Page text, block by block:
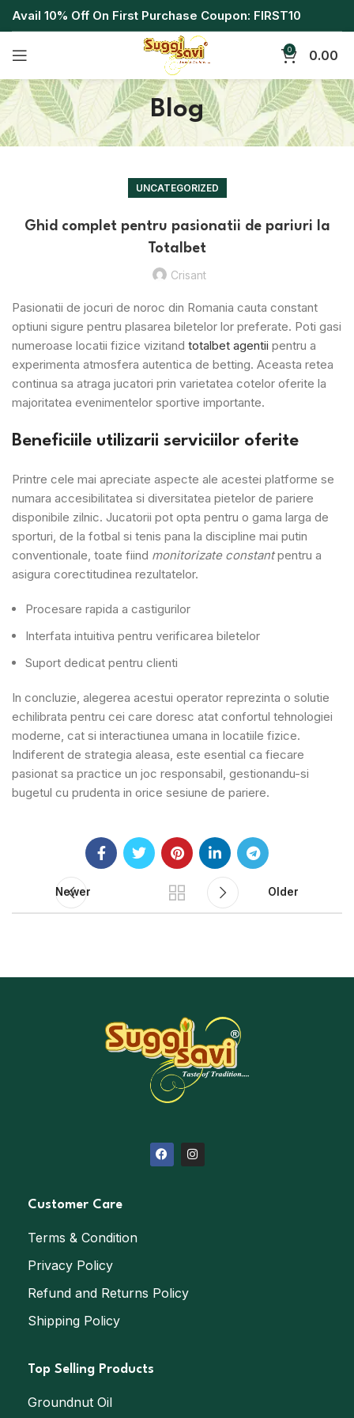
Avail 10% Off On First Purchase Coupon: FIRST10
0 0.00
Blog
UNCATEGORIZED
Ghid complet pentru pasionatii de pariuri la
Totalbet
Crisant
Pasionatii de jocuri de noroc din Romania cauta constant
optiuni sigure pentru plasarea biletelor lor preferate. Poti gasi
numeroase locatii fizice vizitand totalbet agentii pentru a
experimenta atmosfera autentica de betting. Aceasta retea
continua sa atraga jucatori prin varietatea cotelor oferite la
majoritatea evenimentelor sportive importante.
Beneficiile utilizarii serviciilor oferite
Printre cele mai apreciate aspecte ale acestei platforme se
numara accesibilitatea si diversitatea pietelor de pariere
disponibile zilnic. Jucatorii pot opta pentru o gama larga de
sporturi, de la fotbal si tenis pana la discipline mai putin
conventionale, toate fiind monitorizate constantpentru a
asigura corectitudinea rezultatelor.
Procesare rapida a castigurilor
Interfata intuitiva pentru verificarea biletelor
Suport dedicat pentru clienti
In concluzie, alegerea acestui operator reprezinta o solutie
echilibrata pentru cei care doresc atat confortul tehnologiei
moderne, cat si interactiunea umana in locatiile fizice.
Indiferent de strategia aleasa, este esential ca fiecare
pasionat sa practice un joc responsabil, gestionandu-si
bugetul cu prudenta in orice sesiune de pariere.
Newer Older
Customer Care
Terms & Condition
Privacy Policy
Refund and Returns Policy
Shipping Policy
Top Selling Products
Groundnut Oil